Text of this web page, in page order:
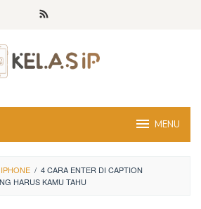
MENU
/ 4 CARA ENTER DI CAPTION
HARUS KAMU TAHU